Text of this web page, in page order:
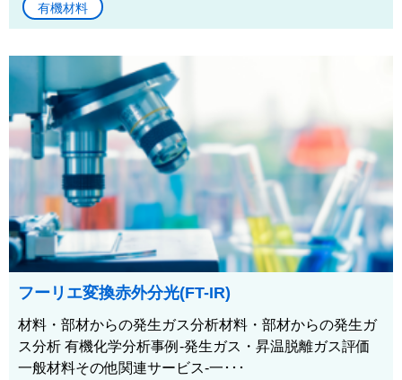
有機材料
フーリエ変換赤外分光(FT-IR)
材料・部材からの発生ガス分析材料・部材からの発生ガ
ス分析 有機化学分析事例-発生ガス・昇温脱離ガス評価
一般材料その他関連サービス-一･･･